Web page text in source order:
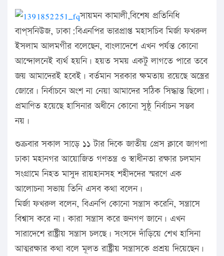
সায়মন কামালী,বিশেষ প্রতিনিধি
বাপ্‌সনিউজ, ঢাকা:বিএনপির ভারপ্রাপ্ত মহাসচিব মির্জা ফখরুল
ইসলাম আলমগীর বলেছেন, বাংলাদেশে এখন পর্যন্ত কোনো
আন্দোলনেই ব্যর্থ হয়নি। হয়ত সময় একটু লাগতে পারে তবে
জয় আমাদেরই হবেই। বর্তমান সরকার ক্ষমতায় রয়েছে অস্ত্রের
জোরে। নির্বাচনে অংশ না নেয়া আমাদের সঠিক সিদ্ধান্ত ছিলো।
প্রমাণিত হয়েছে হাসিনার অধীনে কোনো সুষ্ঠূ নির্বাচন সম্ভব
নয়।
শুক্রবার সকাল সাড়ে ১১ টার দিকে জাতীয় প্রেস ক্লাবে জাগপা
ঢাকা মহানগর আয়োজিত গণতন্ত্র ও স্বাধীনতা রক্ষার চলমান
সংগ্রামে নিহত মাসুদ রায়হানসহ শহীদদের স্মরণে এক
আলোচনা সভায় তিনি এসব কথা বলেন।
মির্জা ফখরুল বলেন, বিএনপি কোনো সন্ত্রাস করেনি, সন্ত্রাসে
বিশ্বাস করে না। কারা সন্ত্রাস করে জনগণ জানে। এখন
সারাদেশে রাষ্ট্রীয় সন্ত্রাস চলছে। সংসদে দাঁড়িয়ে শেখ হাসিনা
আত্মরক্ষার কথা বলে মূলত রাষ্ট্রীয় সন্ত্রাসকে প্রশ্রয় দিয়েছেন।